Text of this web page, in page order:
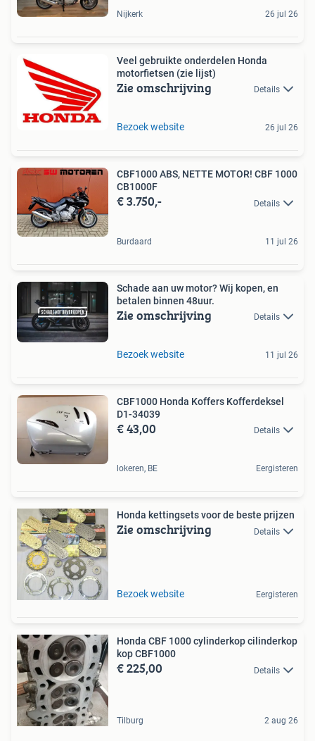
Nijkerk 26 jul 26
Veel gebruikte onderdelen Honda
motorfietsen (zie lijst)
Zie omschrijving Details
Bezoek website 26 jul 26
CBF1000 ABS, NETTE MOTOR! CBF 1000
CB1000F
€ 3.750,- Details
Burdaard 11 jul 26
Schade aan uw motor? Wij kopen, en
betalen binnen 48uur.
Zie omschrijving Details
Bezoek website 11 jul 26
CBF1000 Honda Koffers Kofferdeksel
D1-34039
€ 43,00 Details
lokeren, BE Eergisteren
Honda kettingsets voor de beste prijzen
Zie omschrijving Details
Bezoek website Eergisteren
Honda CBF 1000 cylinderkop cilinderkop
kop CBF1000
€ 225,00 Details
Tilburg 2 aug 26